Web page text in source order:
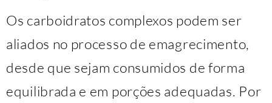
Os carboidratos complexos podem ser
aliados no processo de emagrecimento,
desde que sejam consumidos de forma
equilibrada e em porções adequadas. Por